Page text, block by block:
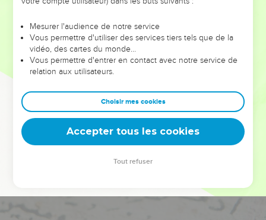
leur foi ou leur vision. Mais on voit moins les doutes, les erreurs
et les saisons difficiles qu'ils ont traversés, alors même que ce
sont elles qui les ont façonnés.
Dans cette conférence, leaders, entrepreneurs, et responsables
clés pour avancer avec plus de sagesse afin que leurs erreurs
deviennent vos tremplins. Que vous guidiez un ministère, une
équipe, un groupe ou une famille, leur expérience est faite
Mesurer l'audience de notre service
Vous permettre d'utiliser des services tiers tels que de la
vidéo, des cartes du monde…
Vous permettre d'entrer en contact avec notre service de
relation aux utilisateurs.
Choisir mes cookies
Accepter tous les cookies
Tout refuser